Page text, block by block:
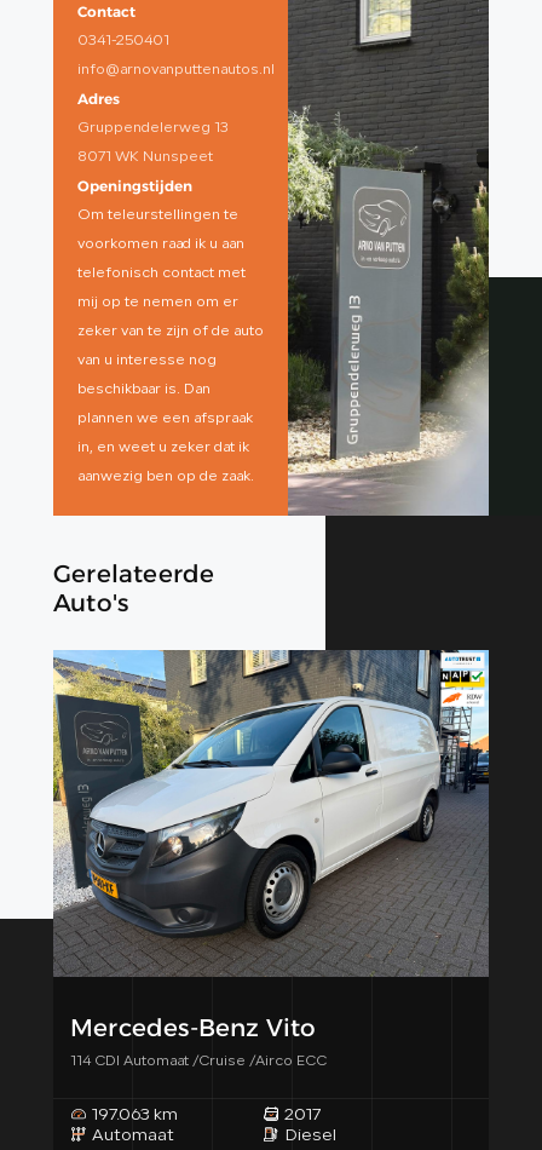
Contact
0341-250401
info@arnovanputtenautos.nl
Adres
Gruppendelerweg 13
8071 WK Nunspeet
Openingstijden
Om teleurstellingen te
voorkomen raad ik u aan
telefonisch contact met
mij op te nemen om er
zeker van te zijn of de auto
van u interesse nog
beschikbaar is. Dan
plannen we een afspraak
in, en weet u zeker dat ik
aanwezig ben op de zaak.
Gerelateerde
Auto's
Mercedes-Benz Vito
114 CDI Automaat /Cruise /Airco ECC
197.063 km
2017
Automaat
Diesel